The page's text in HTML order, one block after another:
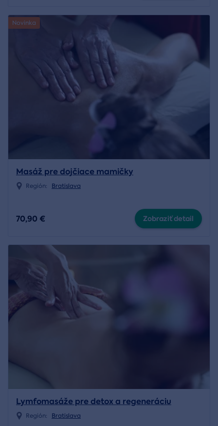
Novinka
Masáž pre dojčiace mamičky
Región: Bratislava
70,90 € Zobraziť detail
Lymfomasáže pre detox a regeneráciu
Región: Bratislava